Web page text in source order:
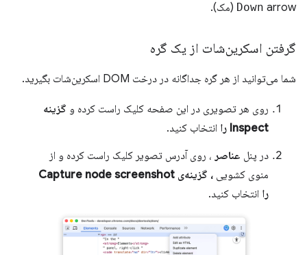
Down arrow (مک).
گرفتن اسکرین‌شات از یک گره
شما می‌توانید از هر گره جداگانه در درخت DOM اسکرین‌شات بگیرید.
روی هر تصویری در این صفحه کلیک راست کرده و گزینه
Inspect را
انتخاب کنید.
در پنل عناصر ، روی آدرس تصویر کلیک راست کرده و از
منوی کشویی
، گزینه‌ی Capture node screenshot
را انتخاب کنید.